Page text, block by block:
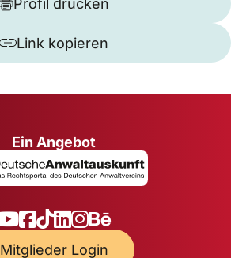
Profil drucken
Link kopieren
Ein Angebot
Mitglieder Login